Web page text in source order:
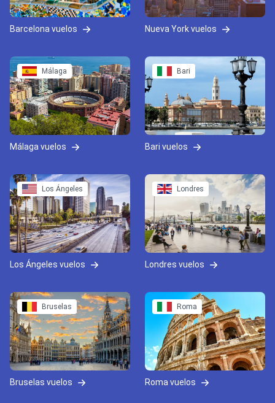
Barcelona vuelos Nueva York vuelos
Málaga
Málaga vuelos
Bari
Bari vuelos
Los Ángeles
Los Ángeles vuelos
Londres
Londres vuelos
Bruselas
Bruselas vuelos
Roma
Roma vuelos